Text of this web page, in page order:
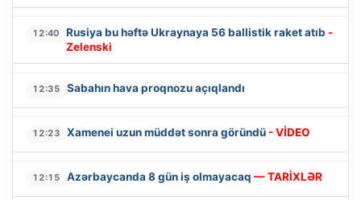
12:40 Rusiya bu həftə Ukraynaya 56 ballistik raket atıb -
Zelenski
12:35 Sabahın hava proqnozu açıqlandı
12:23 Xamenei uzun müddət sonra göründü - VİDEO
12:15 Azərbaycanda 8 gün iş olmayacaq — TARİXLƏR